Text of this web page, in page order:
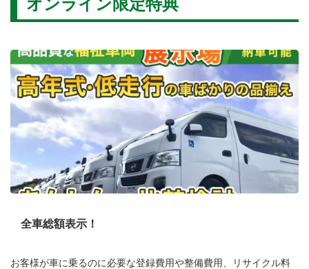
オンライン限定特典
全車総額表示！
お客様が車に乗るのに必要な登録費用や整備費用、リサイクル料